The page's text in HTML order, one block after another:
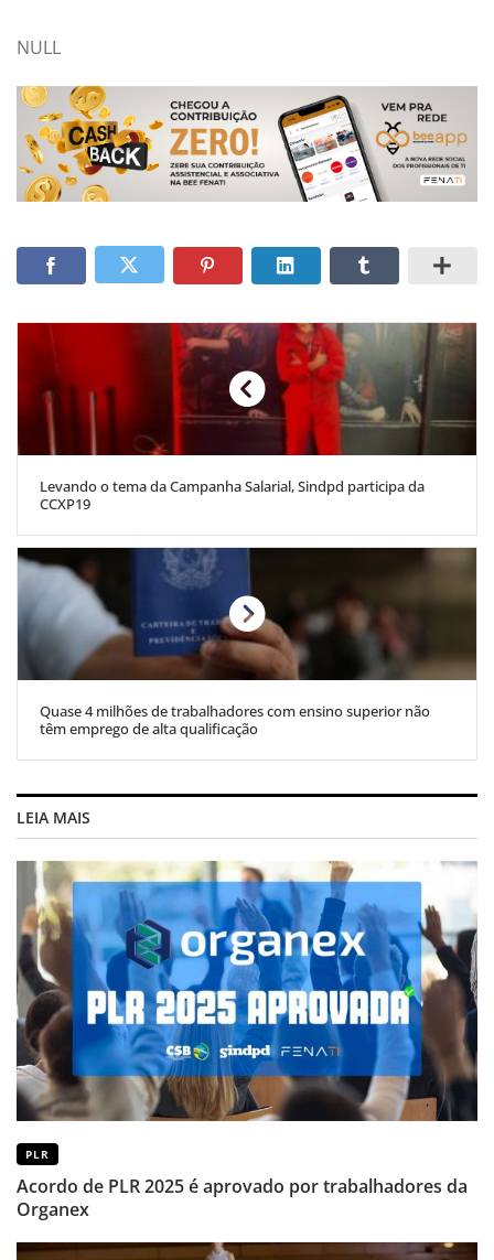
NULL
Levando o tema da Campanha Salarial, Sindpd participa da
CCXP19
Quase 4 milhões de trabalhadores com ensino superior não
têm emprego de alta qualificação
LEIA MAIS
PLR
Acordo de PLR 2025 é aprovado por trabalhadores da
Organex